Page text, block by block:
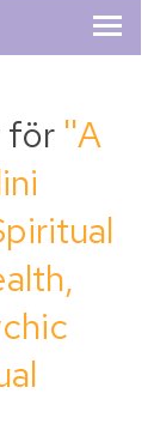
för A